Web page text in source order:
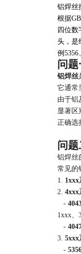
铝焊丝
根据
四位数
头，是
例5356
问题
铝焊丝
它通常
由于铝
显著区
正确选
问
铝焊丝
常见的
1. 1xxx
2. 4xxx
-
1xxx、
-
3. 5xxx
-